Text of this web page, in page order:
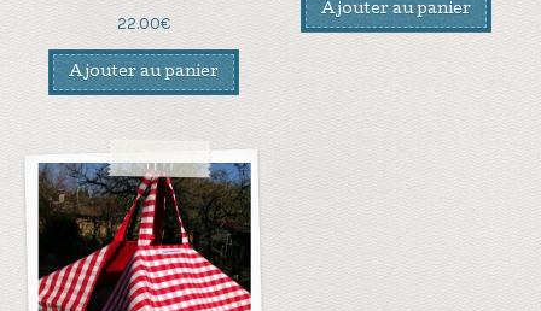
22.00€
Ajouter au panier
Ajouter au panier